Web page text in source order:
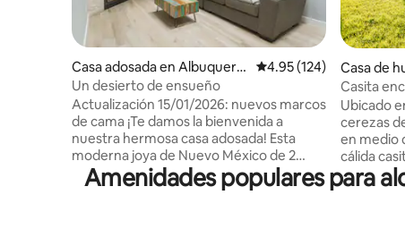
Casa adosada en Albuquerq
ue
Calificación promedio:
4.95 (124)
Un desierto de ensueño
Actualización 15/01/2026: nuevos marcos
de cama ¡Te damos la bienvenida a
nuestra hermosa casa adosada! Esta
moderna joya de Nuevo México de 2
dormitorios y 2 baños tiene dos camas de
plataforma tamaño queen. El dormitorio
Casa de
nchos de
Casita
Ubicado
cerezas
en medio de la
cálida
coche de nivel 2).
ofrece
Amenidades populares para